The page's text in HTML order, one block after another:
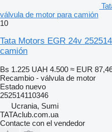
válvula de motor para camión
10
Tata Motors EGR 24v
camión
Bs 1.225 UAH 4.500 ≈ EUR
Recambio - válvula de motor
Estado nuevo
252514110346
Ucrania, Sumi
TATAclub.com.ua
Contacte con el vendedor